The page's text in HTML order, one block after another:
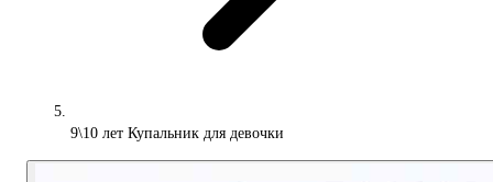
9\10 лет Купальник для девочки